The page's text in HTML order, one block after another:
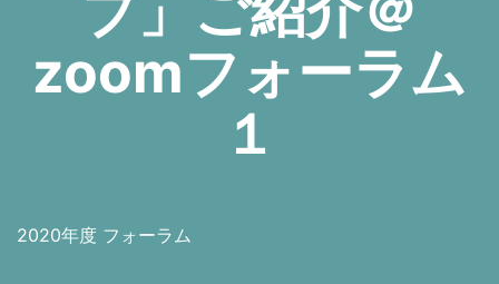
zoomフォーラム
１
2020年度 フォーラム